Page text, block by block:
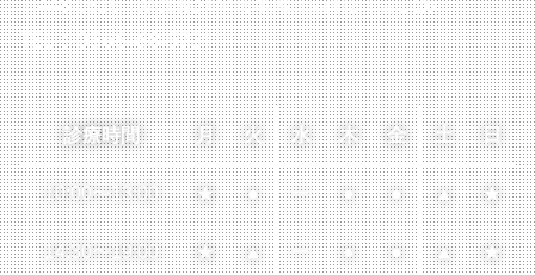
〒448-0816 愛知県刈谷市半城土西町2丁目1-26
TEL：0566-68-5721
診療時間 月 火 水 木 金 土 日
10:00〜13:00 ★ ● ー ● ● ▲ ★
14:30 〜19:00 ★ ▲ ー ● ● ▲ ★